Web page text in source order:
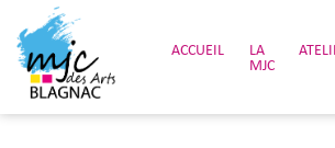
ACCUEIL
LA
MJC